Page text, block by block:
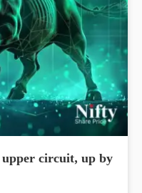
circuit, up by